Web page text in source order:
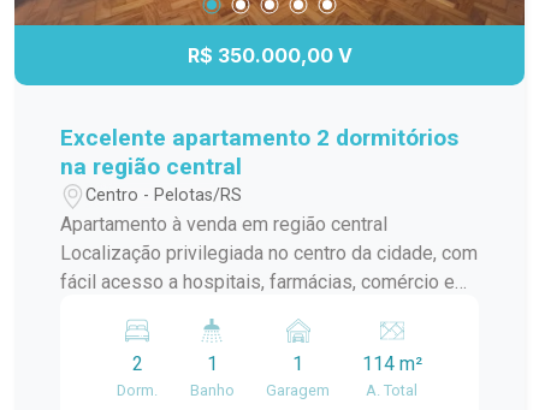
R$ 350.000,00 V
Excelente apartamento 2 dormitórios
na região central
Centro - Pelotas/RS
Apartamento à venda em região central
Localização privilegiada no centro da cidade, com
fácil acesso a hospitais, farmácias, comércio e
para seu conforto e bem-estar. Banheiro social
mobiliado, com acabamentos de qualidade.
Cozinha com móveis sob medida. Espaço de
2
Dorm.
1
Banho
1
Garagem
114 m²
A. Total